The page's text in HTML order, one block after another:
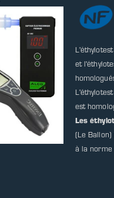
et
L'éthylotest
est
Les
(Le Ballon)
à la